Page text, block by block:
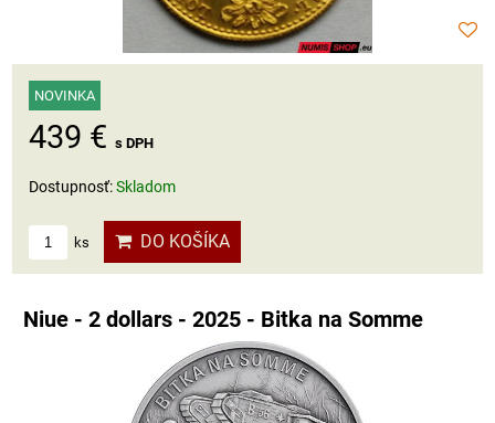
NOVINKA
439 € s DPH
Dostupnosť:Skladom
ks DO KOŠÍKA
Niue - 2 dollars - 2025 - Bitka na Somme